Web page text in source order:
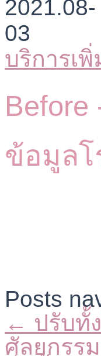
บริการเพิ่
Before
ข้อมูลโ
Posts
← ปรับทั้
ศัลยกรร